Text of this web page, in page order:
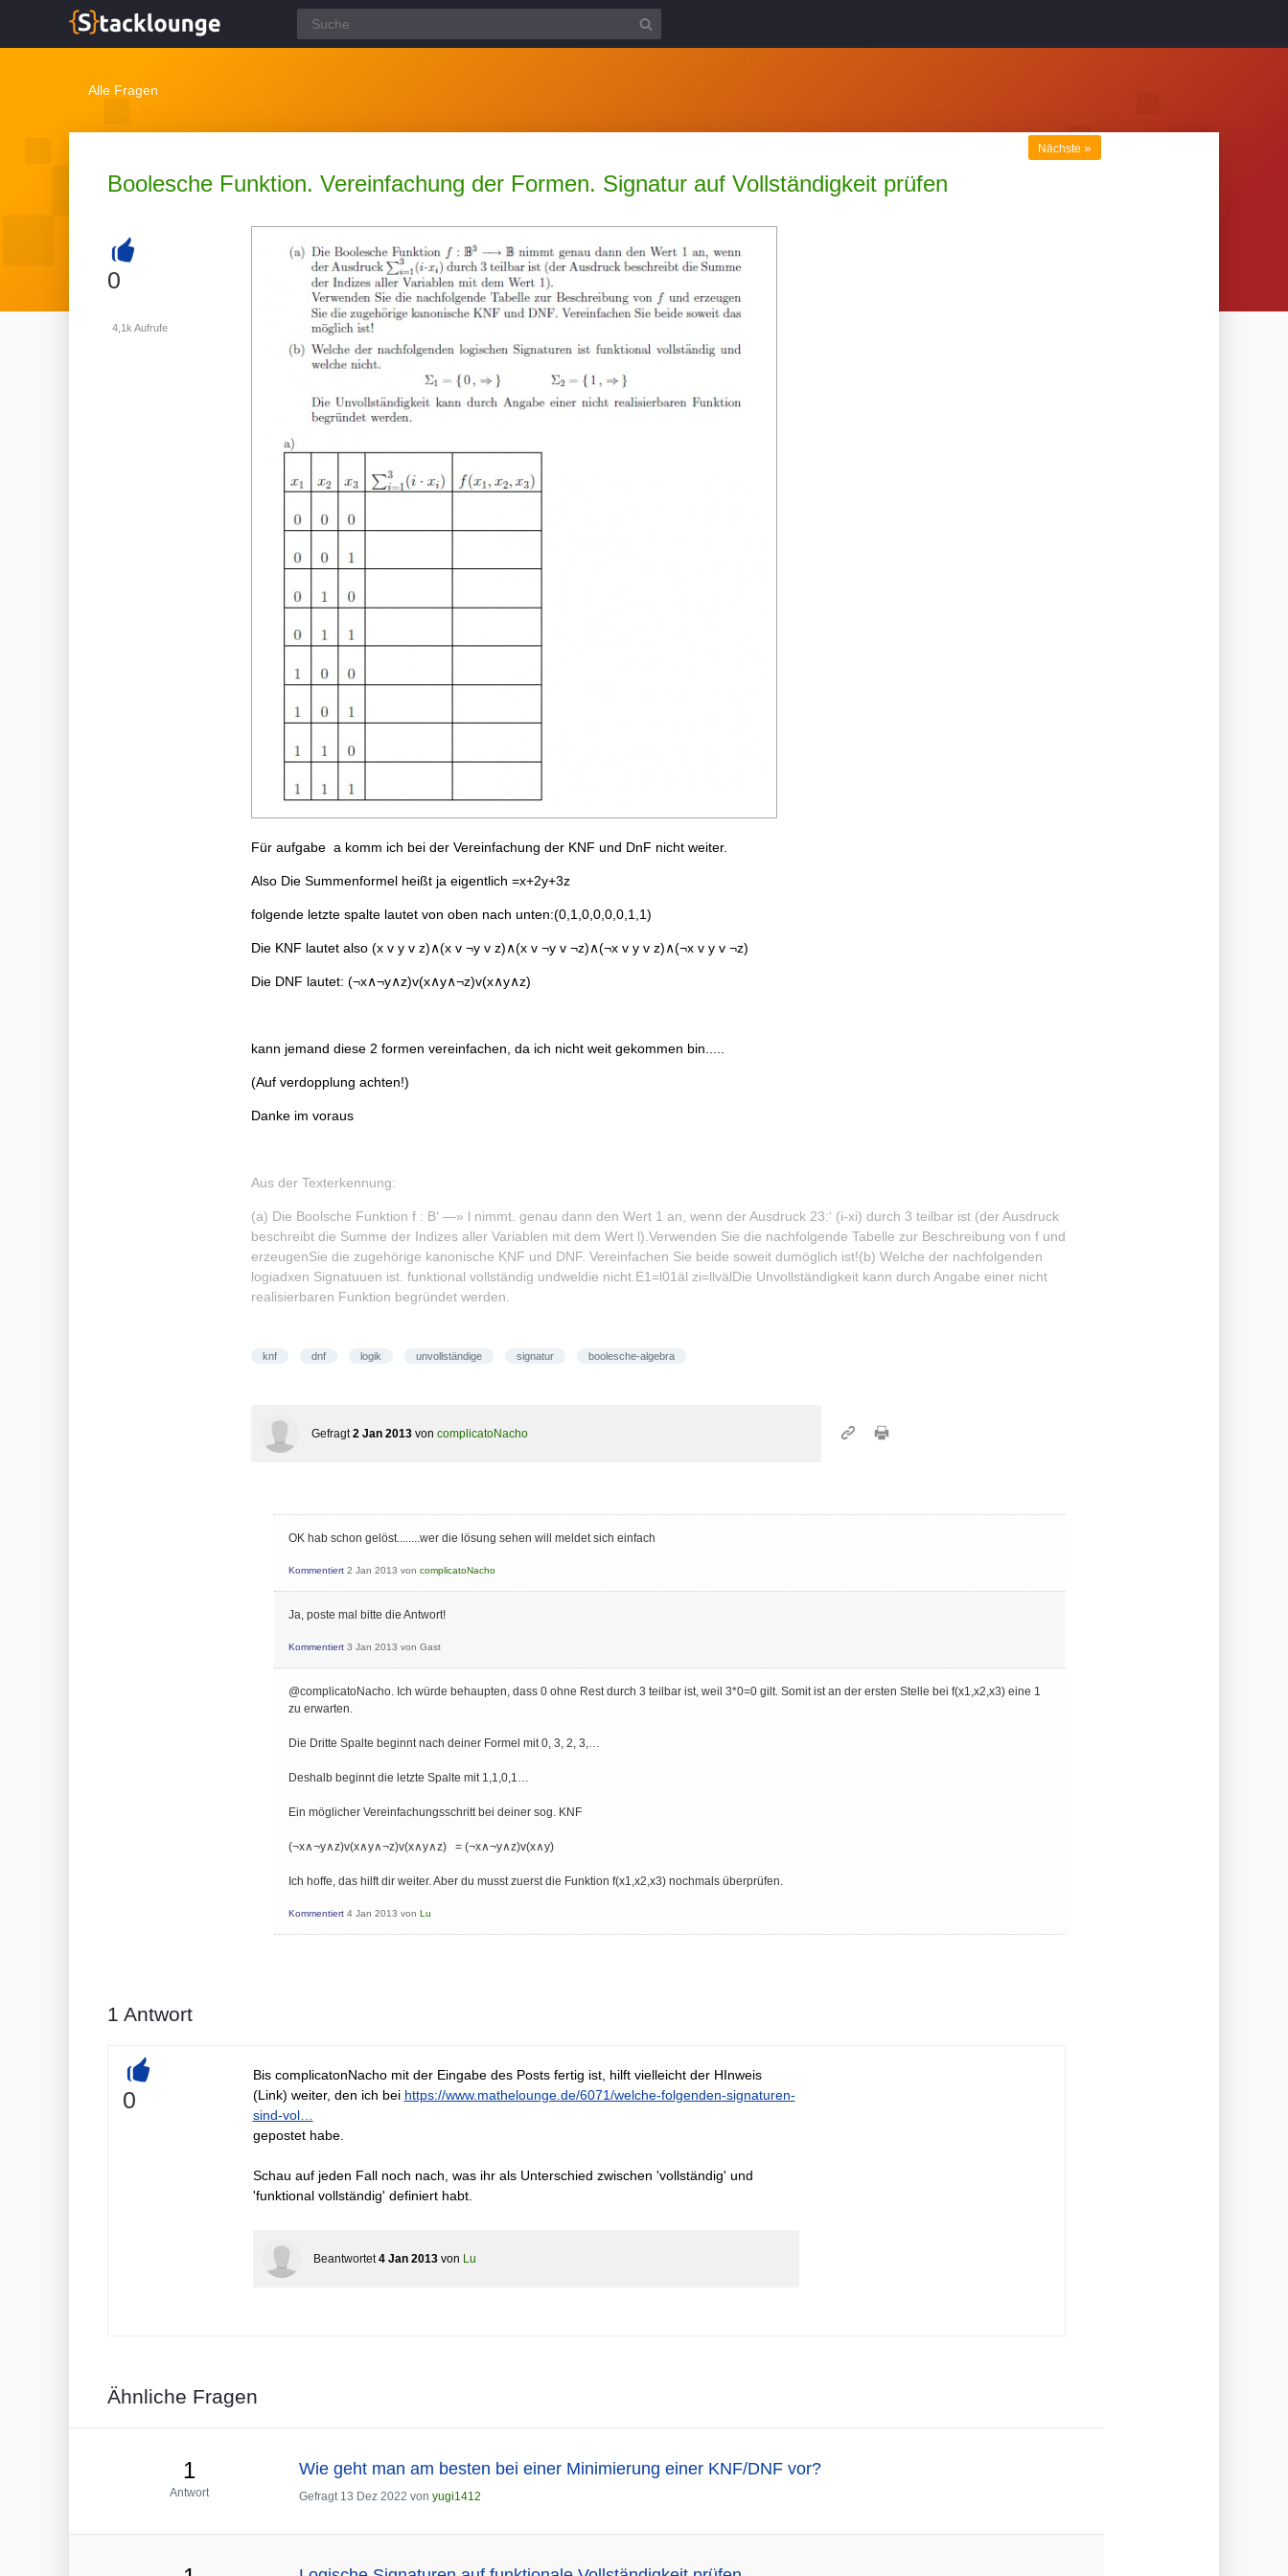
Alle Fragen
Boolesche Funktion. Vereinfachung der Formen. Signatur auf Vollständigkeit prüfen
Nächste »
+
0
4,1k Aufrufe
Für aufgabe a komm ich bei der Vereinfachung der KNF und DnF nicht weiter.
Also Die Summenformel heißt ja eigentlich =x+2y+3z
folgende letzte spalte lautet von oben nach unten:(0,1,0,0,0,0,1,1)
Die KNF lautet also (x v y v z)∧(x v ¬y v z)∧(x v ¬y v ¬z)∧(¬x v y v z)∧(¬x v y v ¬z)
Die DNF lautet: (¬x∧¬y∧z)v(x∧y∧¬z)v(x∧y∧z)
kann jemand diese 2 formen vereinfachen, da ich nicht weit gekommen bin.....
(Auf verdopplung achten!)
Danke im voraus
Aus der Texterkennung:
(a) Die Boolsche Funktion f : B‘ —» l nimmt. genau dann den Wert 1 an, wenn der Ausdruck 23:‘ (i-xi) durch 3 teilbar ist (der Ausdruck
beschreibt die Summe der Indizes aller Variablen mit dem Wert l).Verwenden Sie die nachfolgende Tabelle zur Beschreibung von f und
erzeugenSie die zugehörige kanonische KNF und DNF. Vereinfachen Sie beide soweit dumöglich ist!(b) Welche der nachfolgenden
logiadxen Signatuuen ist. funktional vollständig undweldie nicht.E1=l01äl zi=llvälDie Unvollständigkeit kann durch Angabe einer nicht
realisierbaren Funktion begründet werden.
knf dnf logik unvollständige signatur boolesche-algebra
Gefragt 2 Jan 2013 von complicatoNacho
OK hab schon gelöst........wer die lösung sehen will meldet sich einfach
Kommentiert 2 Jan 2013 von complicatoNacho
Ja, poste mal bitte die Antwort!
Kommentiert 3 Jan 2013 von Gast
@complicatoNacho. Ich würde behaupten, dass 0 ohne Rest durch 3 teilbar ist, weil 3*0=0 gilt. Somit ist an der ersten Stelle bei f(x1,x2,x3) eine 1
zu erwarten.
Die Dritte Spalte beginnt nach deiner Formel mit 0, 3, 2, 3,…
Deshalb beginnt die letzte Spalte mit 1,1,0,1…
Ein möglicher Vereinfachungsschritt bei deiner sog. KNF
(¬x∧¬y∧z)v(x∧y∧¬z)v(x∧y∧z) = (¬x∧¬y∧z)v(x∧y)
Ich hoffe, das hilft dir weiter. Aber du musst zuerst die Funktion f(x1,x2,x3) nochmals überprüfen.
Kommentiert 4 Jan 2013 von Lu
1 Antwort
+
0
Bis complicatonNacho mit der Eingabe des Posts fertig ist, hilft vielleicht der HInweis
(Link) weiter, den ich bei https://www.mathelounge.de/6071/welche-folgenden-signaturen-
sind-vol…
gepostet habe.
Schau auf jeden Fall noch nach, was ihr als Unterschied zwischen 'vollständig' und
'funktional vollständig' definiert habt.
Beantwortet 4 Jan 2013 von Lu
Ähnliche Fragen
1
Antwort
Wie geht man am besten bei einer Minimierung einer KNF/DNF vor?
Gefragt 13 Dez 2022 von yugi1412